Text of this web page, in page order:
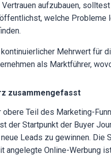
Vertrauen aufzubauen,
welche Probleme
kontinuierlicher Mehrwert für
als Marktführer,
zusammengefasst
obere Teil des Marketing-
der Startpunkt der Buyer
Leads zu gewinnen.
angelegte Online-Werbung